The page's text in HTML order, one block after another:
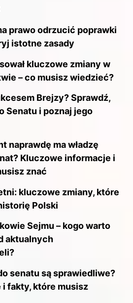
prawo odrzucić poprawki
istotne zasady
kluczowe zmiany w
– co musisz wiedzieć?
Brejzy? Sprawdź,
Senatu i poznaj jego
naprawdę ma władzę
Kluczowe informacje i
znać
kluczowe zmiany, które
Polski
Sejmu – kogo warto
aktualnych
senatu są sprawiedliwe?
i fakty, które musisz